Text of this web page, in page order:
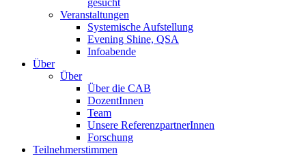
gesucht
Veranstaltungen
Systemische Aufstellung
Evening Shine, QSA
Infoabende
Über
Über
Über die CAB
DozentInnen
Team
Unsere ReferenzpartnerInnen
Forschung
Teilnehmerstimmen